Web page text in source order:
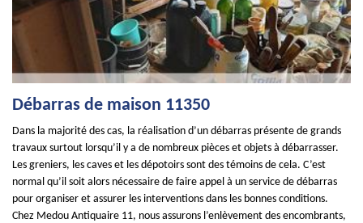
Débarras de maison 11350
Dans la majorité des cas, la réalisation d’un débarras présente de grands
travaux surtout lorsqu’il y a de nombreux pièces et objets à débarrasser.
Les greniers, les caves et les dépotoirs sont des témoins de cela. C’est
normal qu’il soit alors nécessaire de faire appel à un service de débarras
pour organiser et assurer les interventions dans les bonnes conditions.
Chez Medou Antiquaire 11, nous assurons l’enlèvement des encombrants,